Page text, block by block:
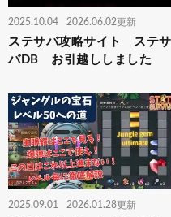
2025.10.04 2026.06.02更新
ステサバ攻略サイト ステサ
バDB お引越ししました
2025.09.01 2026.01.28更新